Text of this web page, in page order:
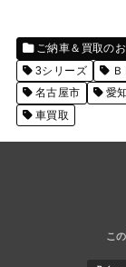
ご納車＆買取の
3シリーズ
名古屋市
愛
車買取